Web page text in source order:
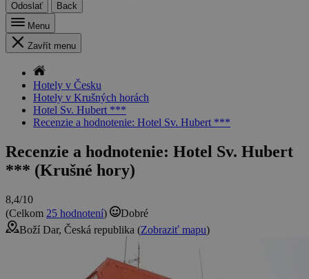
Odoslať
Back
Menu
Zavřít menu
Hotely v Česku
Hotely v Krušných horách
Hotel Sv. Hubert ***
Recenzie a hodnotenie: Hotel Sv. Hubert ***
Recenzie a hodnotenie: Hotel Sv. Hubert
*** (Krušné hory)
8,4/10
(Celkom 25 hodnotení)
Dobré
Boží Dar, Česká republika (Zobraziť mapu)